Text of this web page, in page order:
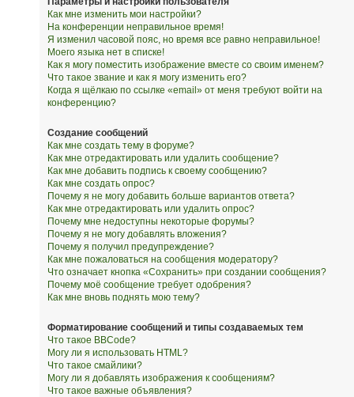
Как мне изменить мои настройки?
На конференции неправильное время!
Я изменил часовой пояс, но время все равно неправильное!
Моего языка нет в списке!
Как я могу поместить изображение вместе со своим именем?
Что такое звание и как я могу изменить его?
Когда я щёлкаю по ссылке «email» от меня требуют войти на
конференцию?
Создание сообщений
Как мне создать тему в форуме?
Как мне отредактировать или удалить сообщение?
Как мне добавить подпись к своему сообщению?
Как мне создать опрос?
Почему я не могу добавить больше вариантов ответа?
Как мне отредактировать или удалить опрос?
Почему мне недоступны некоторые форумы?
Почему я не могу добавлять вложения?
Почему я получил предупреждение?
Как мне пожаловаться на сообщения модератору?
Что означает кнопка «Сохранить» при создании сообщения?
Почему моё сообщение требует одобрения?
Как мне вновь поднять мою тему?
Форматирование сообщений и типы создаваемых тем
Что такое BBCode?
Могу ли я использовать HTML?
Что такое смайлики?
Могу ли я добавлять изображения к сообщениям?
Что такое важные объявления?